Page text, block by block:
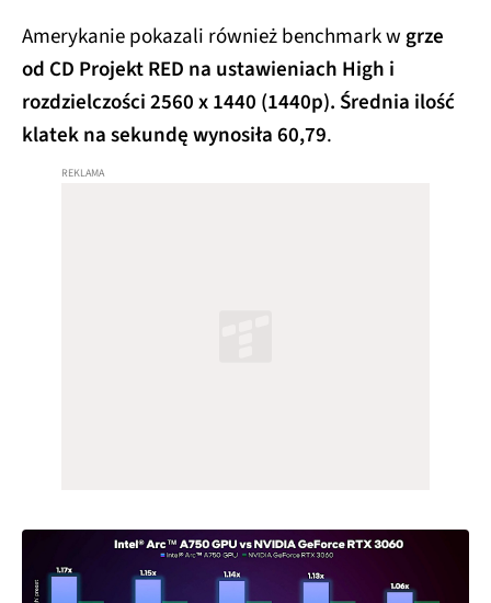
Amerykanie pokazali również benchmark wgrze
od CD Projekt RED na ustawieniach High i
rozdzielczości 2560 x 1440 (1440p). Średnia ilość
klatek na sekundę wynosiła 60,79.